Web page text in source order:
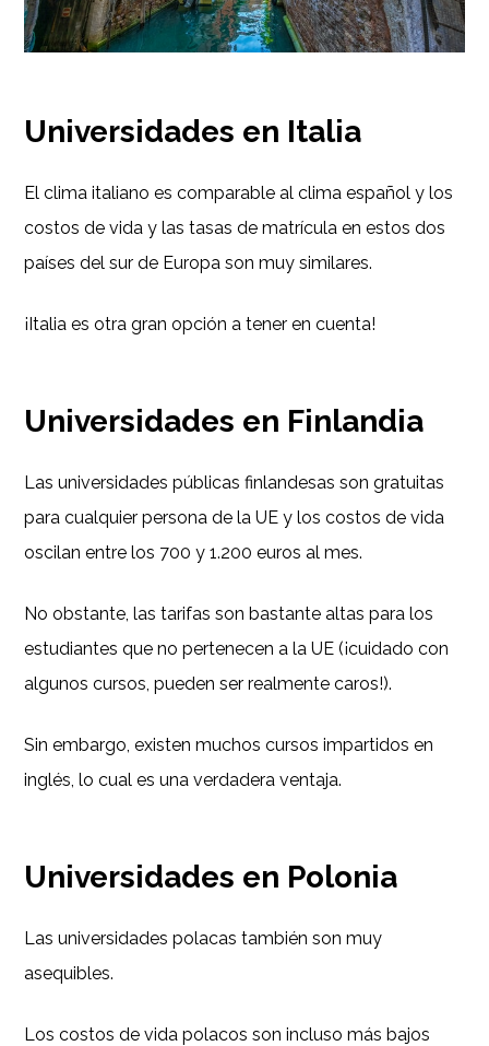
Universidades en Italia
El clima italiano es comparable al clima español y los
costos de vida y las tasas de matrícula en estos dos
países del sur de Europa son muy similares.
¡Italia es otra gran opción a tener en cuenta!
Universidades en Finlandia
Las universidades públicas finlandesas son gratuitas
para cualquier persona de la UE y los costos de vida
oscilan entre los 700 y 1.200 euros al mes.
No obstante, las tarifas son bastante altas para los
estudiantes que no pertenecen a la UE (¡cuidado con
algunos cursos, pueden ser realmente caros!).
Sin embargo, existen muchos cursos impartidos en
inglés, lo cual es una verdadera ventaja.
Universidades en Polonia
Las universidades polacas también son muy
asequibles.
Los costos de vida polacos son incluso más bajos